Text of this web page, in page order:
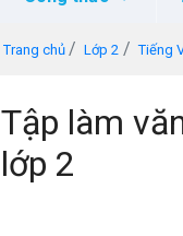
Trang chủ Lớp 2 Tiếng
Tập làm
lớp 2